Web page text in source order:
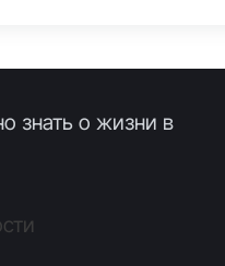
знать о жизни в